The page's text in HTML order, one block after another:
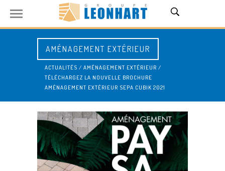
AMÉNAGEMENT EXTÉRIEUR
ACTUALITÉS / AMÉNAGEMENT EXTÉRIEUR /
TÉLÉCHARGEZ LA NOUVELLE BROCHURE
AMÉNAGEMENT EXTÉRIEUR SEPA CUBIK 2021